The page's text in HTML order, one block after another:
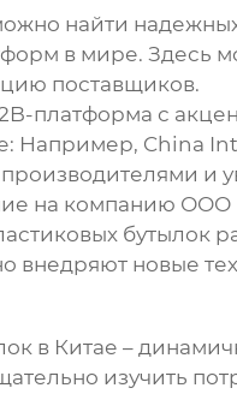
найти
в мире. Здесь
поставщиков.
платформа с
Например, China
и
на компанию ООО
бутылок
внедряют новые
в Китае –
изучить